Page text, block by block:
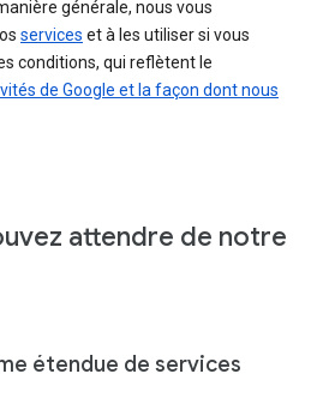
manière générale, nous vous
services et à les utiliser si vous
conditions, qui reflètent le
de Google et la façon dont nous
attendre de notre
étendue de services